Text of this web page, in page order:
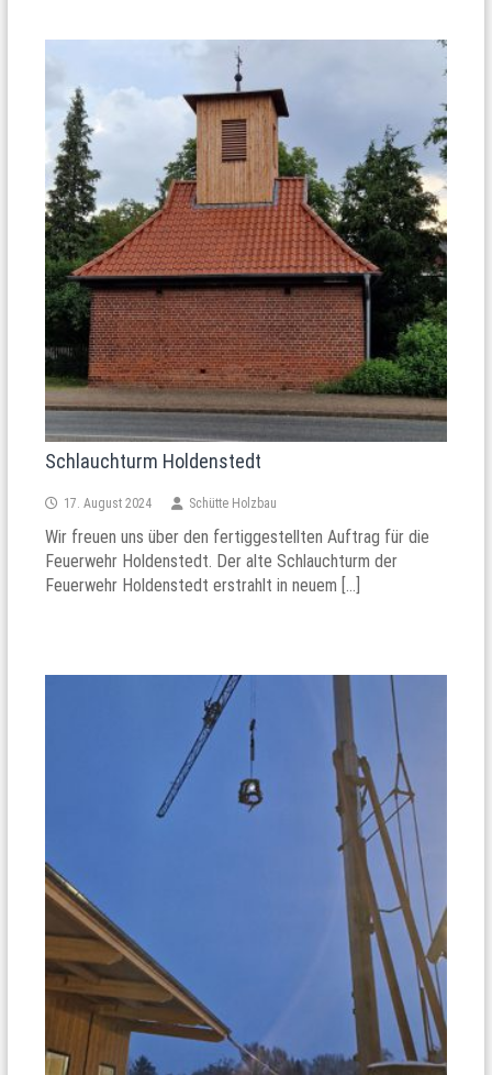
Schlauchturm Holdenstedt
17. August 2024 Schütte Holzbau
Wir freuen uns über den fertiggestellten Auftrag für die
Feuerwehr Holdenstedt. Der alte Schlauchturm der
Feuerwehr Holdenstedt erstrahlt in neuem […]